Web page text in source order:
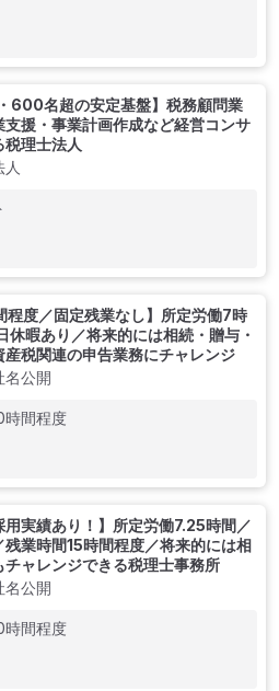
600名超の安定基盤】税務顧問業
支援・事業計画作成など経営コンサ
税理士法人
人
程度／固定残業なし】所定労働7時
休暇あり／将来的には相続・贈与・
産税関連の申告業務にチャレンジ
名公開
時間程度
用実績あり！】所定労働7.25時間／
残業時間15時間程度／将来的には相
チャレンジできる税理士事務所
名公開
時間程度